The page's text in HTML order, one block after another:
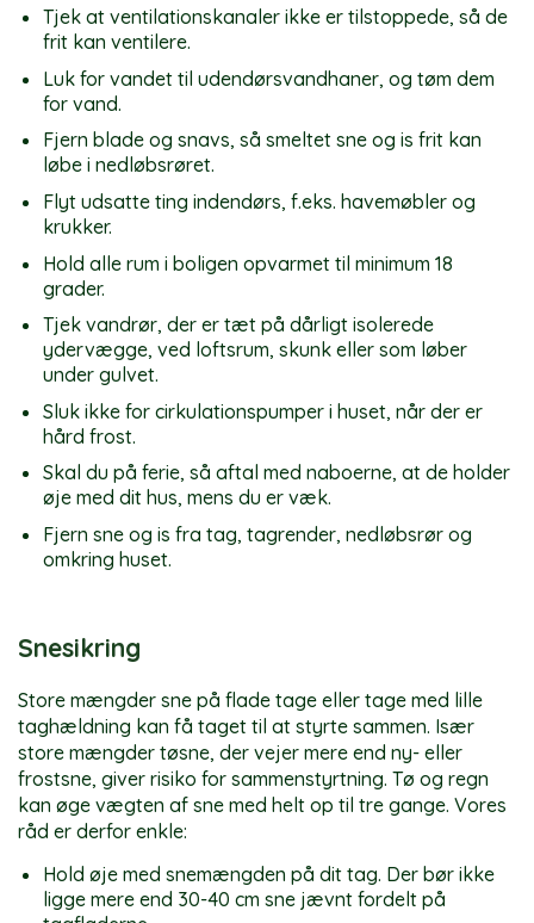
Tjek at ventilationskanaler ikke er tilstoppede, så de
frit kan ventilere.
Luk for vandet til udendørsvandhaner, og tøm dem
for vand.
Fjern blade og snavs, så smeltet sne og is frit kan
løbe i nedløbsrøret.
Flyt udsatte ting indendørs, f.eks. havemøbler og
krukker.
Hold alle rum i boligen opvarmet til minimum 18
grader.
Tjek vandrør, der er tæt på dårligt isolerede
ydervægge, ved loftsrum, skunk eller som løber
under gulvet.
Sluk ikke for cirkulationspumper i huset, når der er
hård frost.
Skal du på ferie, så aftal med naboerne, at de holder
øje med dit hus, mens du er væk.
Fjern sne og is fra tag, tagrender, nedløbsrør og
omkring huset.
Snesikring
Store mængder sne på flade tage eller tage med lille
taghældning kan få taget til at styrte sammen. Især
store mængder tøsne, der vejer mere end ny- eller
frostsne, giver risiko for sammenstyrtning. Tø og regn
kan øge vægten af sne med helt op til tre gange. Vores
råd er derfor enkle:
Hold øje med snemængden på dit tag. Der bør ikke
ligge mere end 30-40 cm sne jævnt fordelt på